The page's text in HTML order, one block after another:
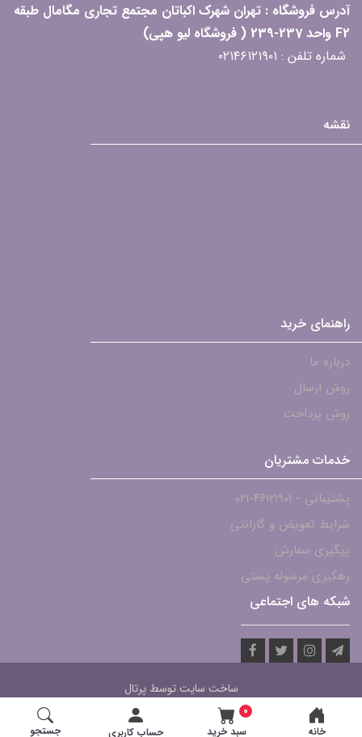
خانه
0
سبد خرید
حساب کاربری جستجو
آدرس فروشگاه : تهران شهرک اکباتان مجتمع تجاری مگامال طبقه
F2 واحد 237-239 ( فروشگاه لیو هپی)
شماره تلفن : ۰۲۱۴۶۱۲۱۹۰۱
نقشه
راهنمای خرید
درباره ما
روش ارسال
روش پرداخت
خدمات مشتریان
پشتیبانی - ۴۶۱۲۱۹۰۱-021
شرایط تعویض و گارانتی
پیگیری سفارش
رهگیری مرسوله پستی
شبکه های اجتماعی
ساخت سایت توسطپرتال